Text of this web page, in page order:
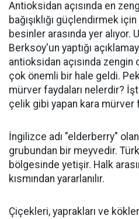
Antioksidan açısında en
bağışıklığı güçlendirmek
besinler arasında yer alıyor.
Berksoy'un yaptığı
antioksidan açısında
çok önemli bir hale geldi.
mürver faydaları nelerdir?
çelik gibi yapan kara mürver
İngilizce adı "elderberry"
grubundan bir meyvedir.
bölgesinde yetişir. Halk
kısmından yararlanılır.
Çiçekleri, yaprakları ve